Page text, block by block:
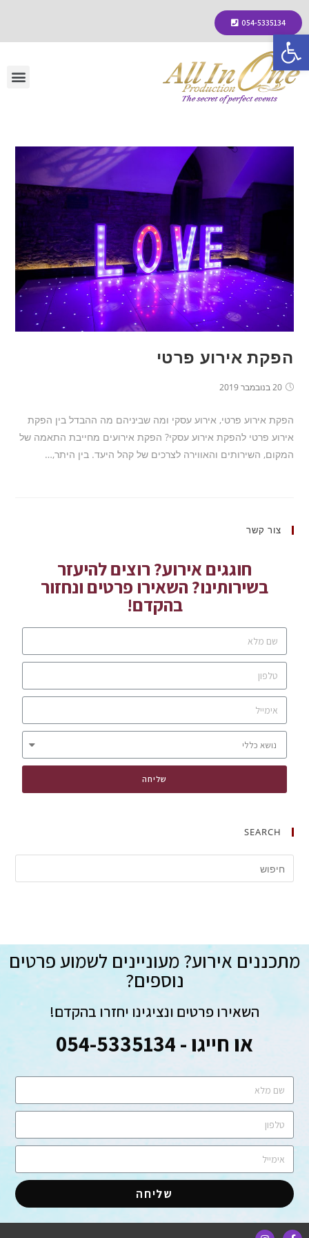
פתח סרגל נגישות
054-5335134
הפקת אירוע פרטי
20 בנובמבר 2019
הפקת אירוע פרטי, אירוע עסקי ומה שביניהם מה ההבדל בין הפקת
אירוע פרטי להפקת אירוע עסקי? הפקת אירועים מחייבת התאמה של
המקום, השירותים והאווירה לצרכים של קהל היעד. בין היתר,…
צור קשר
חוגגים אירוע? רוצים להיעזר
בשירותינו? השאירו פרטים ונחזור
בהקדם!
שליחה
SEARCH
מתכננים אירוע? מעוניינים לשמוע פרטים
נוספים?
השאירו פרטים ונציגינו יחזרו בהקדם!
או חייגו - 054-5335134
שליחה